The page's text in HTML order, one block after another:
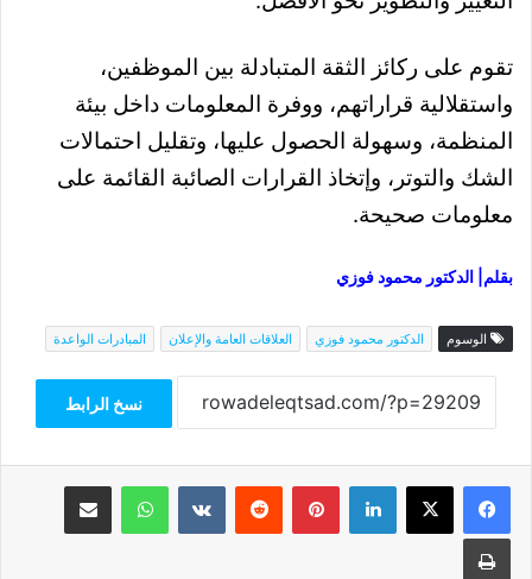
تقوم على ركائز الثقة المتبادلة بين الموظفين،
واستقلالية قراراتهم، ووفرة المعلومات داخل بيئة
المنظمة، وسهولة الحصول عليها، وتقليل احتمالات
الشك والتوتر، وإتخاذ القرارات الصائبة القائمة على
معلومات صحيحة.
بقلم| الدكتور محمود فوزي
الوسوم الدكتور محمود فوزي العلاقات العامة والإعلان المبادرات الواعدة
نسخ الرابط
فيسبوك‫X لينكدإن بينتيريست واتساب مشاركة عبر البريد
طباعة